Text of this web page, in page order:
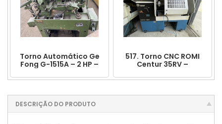
Torno Automático Ge
Fong G-1515A – 2 HP –
517. Torno CNC ROMI
Centur 35RV –
DESCRIÇÃO DO PRODUTO